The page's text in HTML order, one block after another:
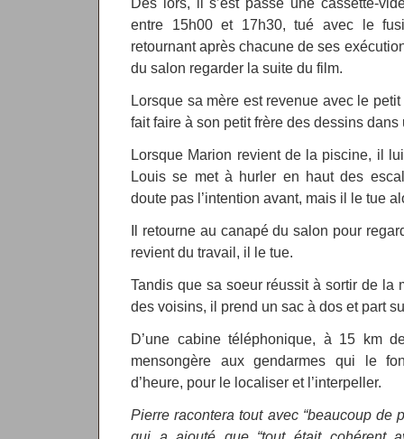
entre 15h00 et 17h30, tué avec le
retournant après chacune de ses
du salon regarder la suite du film.
Lorsque sa mère est revenue avec le
fait faire à son petit frère des dessins dans
Lorsque Marion revient de la piscine, il
Louis se met à hurler en haut des
doute pas l’intention avant, mais il le tue
Il retourne au canapé du salon pour
revient du travail, il le tue.
Tandis que sa soeur réussit à sortir de la
des voisins, il prend un sac à dos et part
D’une cabine téléphonique, à 15 km
mensongère aux gendarmes qui le
d’heure, pour le localiser et l’interpeller.
Pierre racontera tout avec “beaucoup de